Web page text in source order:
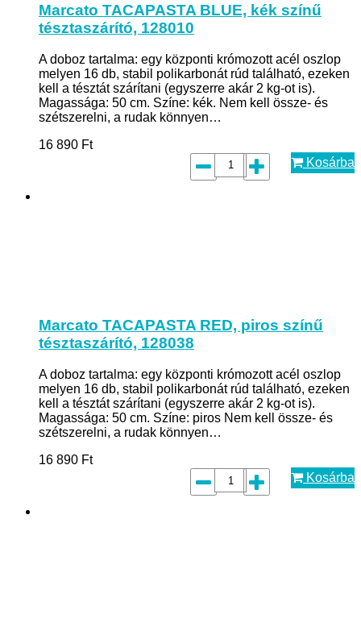
Marcato TACAPASTA BLUE, kék színű
tésztaszárító, 128010
A doboz tartalma: egy központi krómozott acél oszlop
melyen 16 db, stabil polikarbonát rúd található, ezeken
kell a tésztát szárítani (egyszerre akár 2 kg-ot is).
Magassága: 50 cm. Színe: kék. Nem kell össze- és
szétszerelni, a rudak könnyen…
16 890 Ft
Kosárba
Marcato TACAPASTA RED, piros színű
tésztaszárító, 128038
A doboz tartalma: egy központi krómozott acél oszlop
melyen 16 db, stabil polikarbonát rúd található, ezeken
kell a tésztát szárítani (egyszerre akár 2 kg-ot is).
Magassága: 50 cm. Színe: piros Nem kell össze- és
szétszerelni, a rudak könnyen…
16 890 Ft
Kosárba